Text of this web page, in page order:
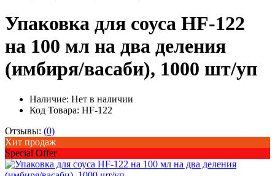
Упаковка для соуса HF-122
на 100 мл на два деления
(имбиря/васаби), 1000 шт/уп
Наличие: Нет в наличии
Код Товара: HF-122
Отзывы: (0)
Хит продаж
Special Offer